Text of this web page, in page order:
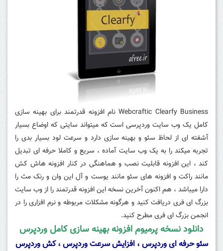
Webcraftic Clearfy Business نام افزونه قدرتمند برای بهینه سازی
کامل یک وب سایت وردپرسی است که میتواند سایتی که اوضاع بسیار
آشفته ای از لحاظ سئو و بهینه سازی دارد و سرعت لود بسیار بدی را
تجربه میکند را به یک وب سایت آماده ، سریع و کاملا حرفه ای تبدیل
کند ، این افزونه قابلیت نصب و هماهنگی در کنار افزونه هاش کش
مانند راکت و افزونه های سئو مانند یوست و آل این وان و رنک مث را
دارا میباشد ، هم اکنون آخرین نسخه این افزونه قدرتمند را از وب سایت
بزرگ ای فری دریافت کنید و هرگونه مشکلات مربوطه و نرم افزاری را در
انجمن بزرگ ای فری مطرح کنید.
دانلود نسخه پرمیوم افزونه بهینه سازی کامل وردپرس
سئو حرفه ای وردپرس ، افزایش سرعت وردپرس ، کش وردپرس